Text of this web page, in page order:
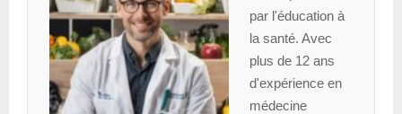
par l'éducation à
la santé. Avec
plus de 12 ans
d'expérience en
médecine